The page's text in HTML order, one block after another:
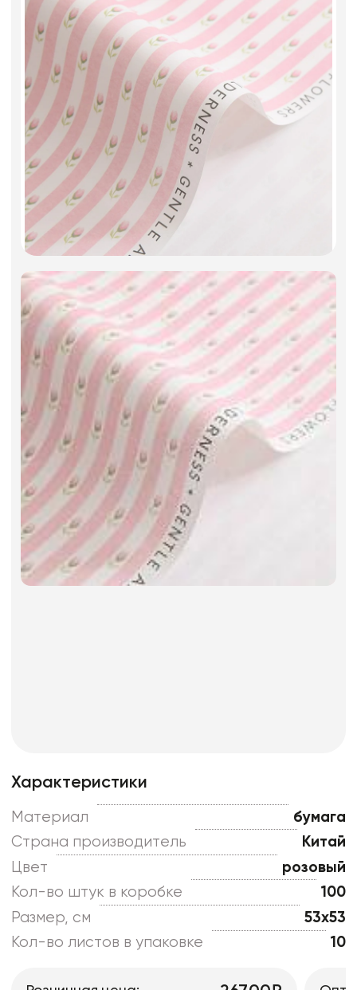
Фоамиран
Свечи
Игрушки мягкие
Изделия из металла
Сухоцветы
Характеристики
Материал
бумага
Страна производитель
Китай
Цвет
розовый
Кол-во штук в коробке
100
Размер, см
53x53
Кол-во листов в упаковке
10